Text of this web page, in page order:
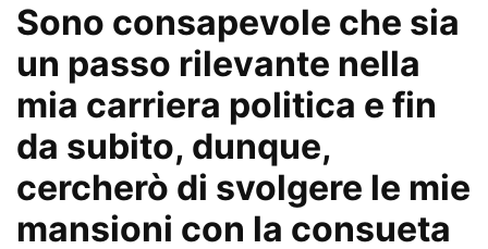
Sono consapevole che sia
un passo rilevante nella
mia carriera politica e fin
da subito, dunque,
cercherò di svolgere le mie
mansioni con la consueta